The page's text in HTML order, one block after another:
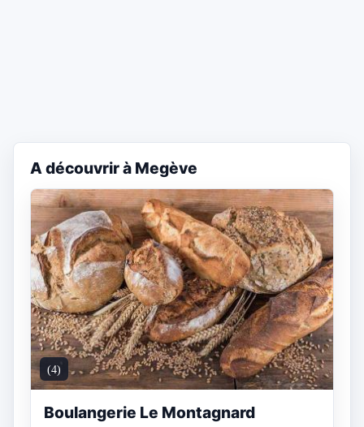
A découvrir à Megève
(4)
Boulangerie Le Montagnard